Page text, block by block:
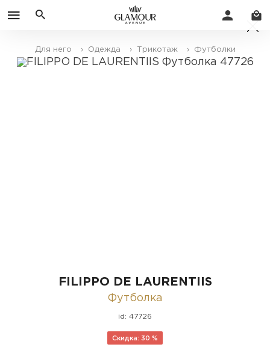
Для него › Одежда › Трикотаж › Футболки
FILIPPO DE LAURENTIIS
Футболка
id: 47726
Скидка: 30 %